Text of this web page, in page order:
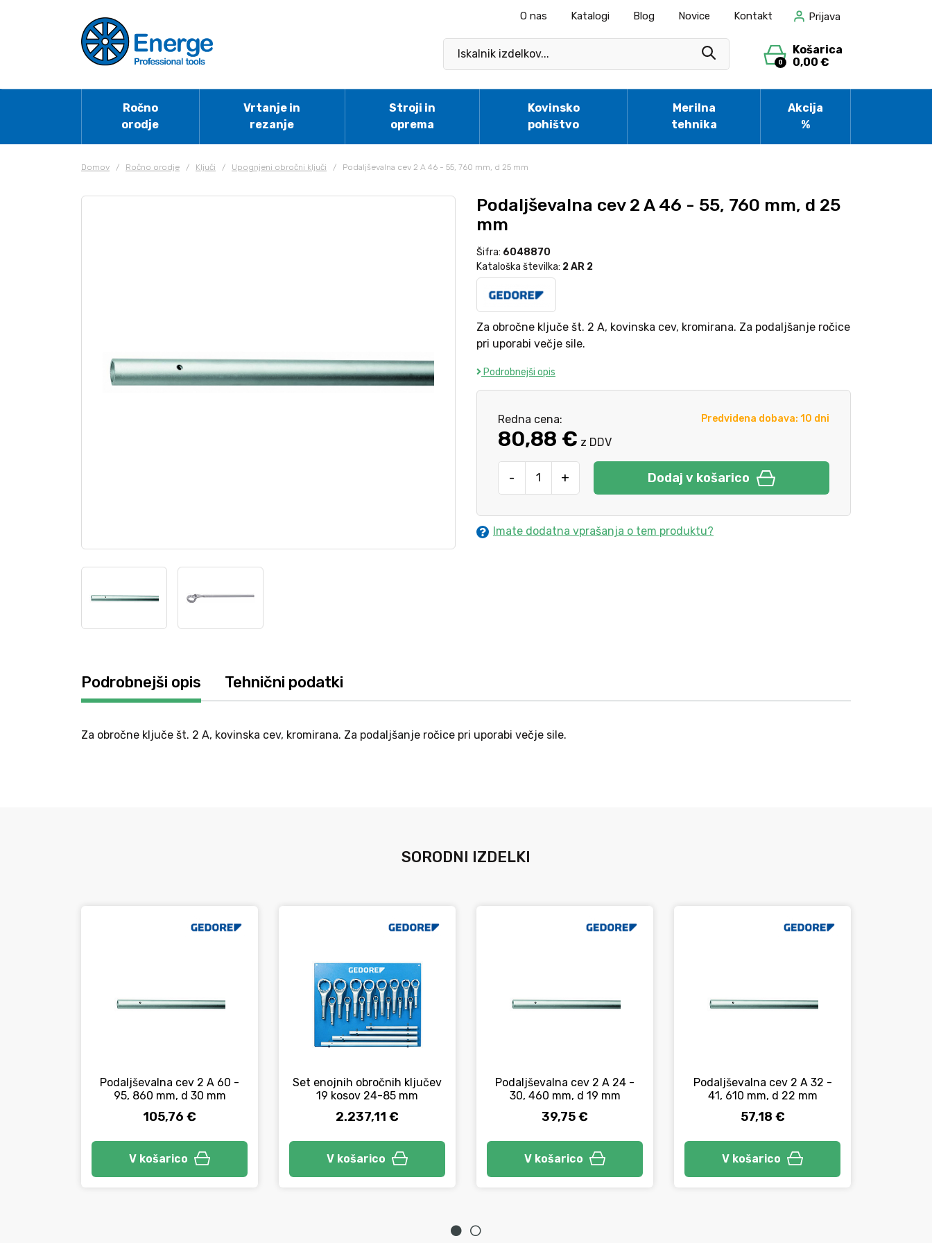
O nas Katalogi Blog Novice Kontakt Prijava
0
Košarica
0,00 €
Ročno
orodje
Vrtanje in
rezanje
Stroji in
oprema
Kovinsko
pohištvo
Merilna
tehnika
Akcija
%
Domov / Ročno orodje / Ključi / Upognjeni obročni ključi / Podaljševalna cev 2 A 46 - 55, 760 mm, d 25 mm
Podaljševalna cev 2 A 46 - 55, 760 mm, d 25
mm
Šifra: 6048870
Kataloška številka: 2 AR 2
Za obročne ključe št. 2 A, kovinska cev, kromirana. Za podaljšanje ročice
pri uporabi večje sile.
Podrobnejši opis
Predvidena dobava: 10 dni
Redna cena:
80,88 € z DDV
- + Dodaj v košarico
Imate dodatna vprašanja o tem produktu?
Podrobnejši opis Tehnični podatki
Za obročne ključe št. 2 A, kovinska cev, kromirana. Za podaljšanje ročice pri uporabi večje sile.
SORODNI IZDELKI
Podaljševalna cev 2 A 60 -
95, 860 mm, d 30 mm
105,76 €
V košarico
Set enojnih obročnih ključev
19 kosov 24-85 mm
2.237,11 €
V košarico
Podaljševalna cev 2 A 24 -
30, 460 mm, d 19 mm
39,75 €
V košarico
Podaljševalna cev 2 A 32 -
41, 610 mm, d 22 mm
57,18 €
V košarico